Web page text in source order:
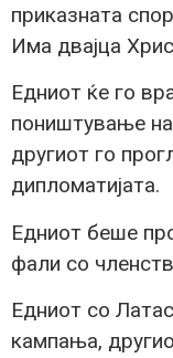
приказната
Има двајца
Едниот ќе го
поништување
другиот го
дипломатијата.
Едниот беше
фали со
Едниот со
кампања,